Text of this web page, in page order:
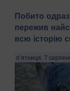
Побито
пережив
всю історію
п’ятниця, 7